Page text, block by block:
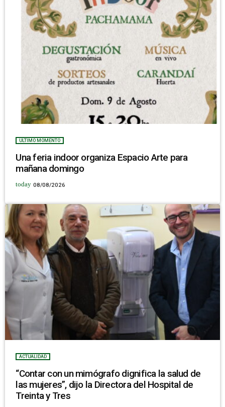
ULTIMO MOMENTO
Una feria indoor organiza Espacio Arte para
mañana domingo
today 08/08/2026
ACTUALIDAD
“Contar con un mimógrafo dignifica la salud de
las mujeres”, dijo la Directora del Hospital de
Treinta y Tres